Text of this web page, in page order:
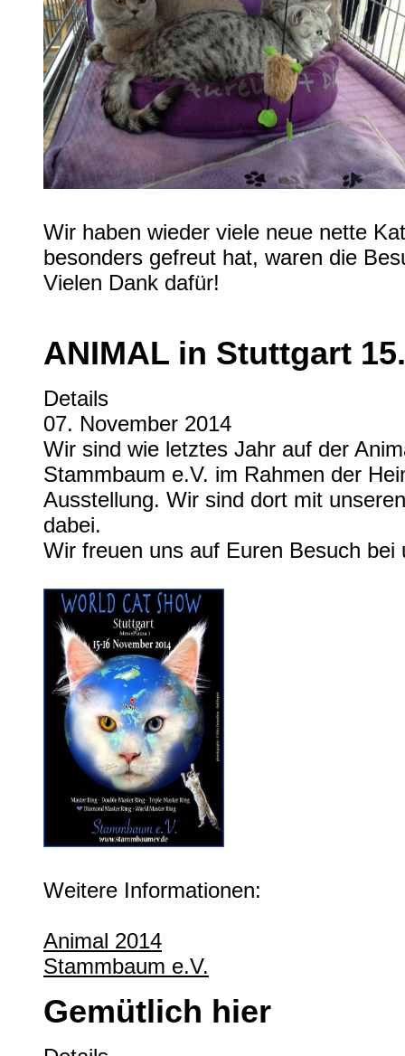
Wir haben wieder viele neue nette
besonders gefreut hat, waren die
Vielen Dank dafür!
ANIMAL in Stuttgart
Details
07. November 2014
Wir sind wie letztes Jahr auf der
Stammbaum e.V. im Rahmen der
Ausstellung. Wir sind dort mit
dabei.
Wir freuen uns auf Euren Besuch bei
Weitere Informationen:
Animal 2014
Stammbaum e.V.
Gemütlich hier